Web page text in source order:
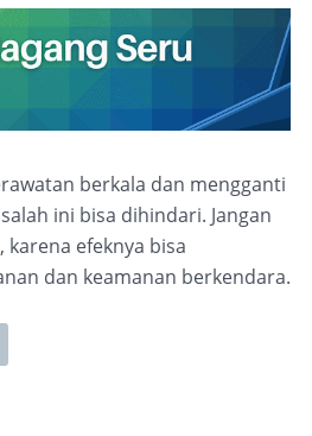
berkala dan mengganti
ini bisa dihindari. Jangan
efeknya bisa
dan keamanan berkendara.